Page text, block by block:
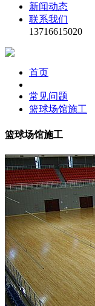
新闻动态
联系我们
13716615020
首页
常见问题
篮球场馆施工
篮球场馆施工